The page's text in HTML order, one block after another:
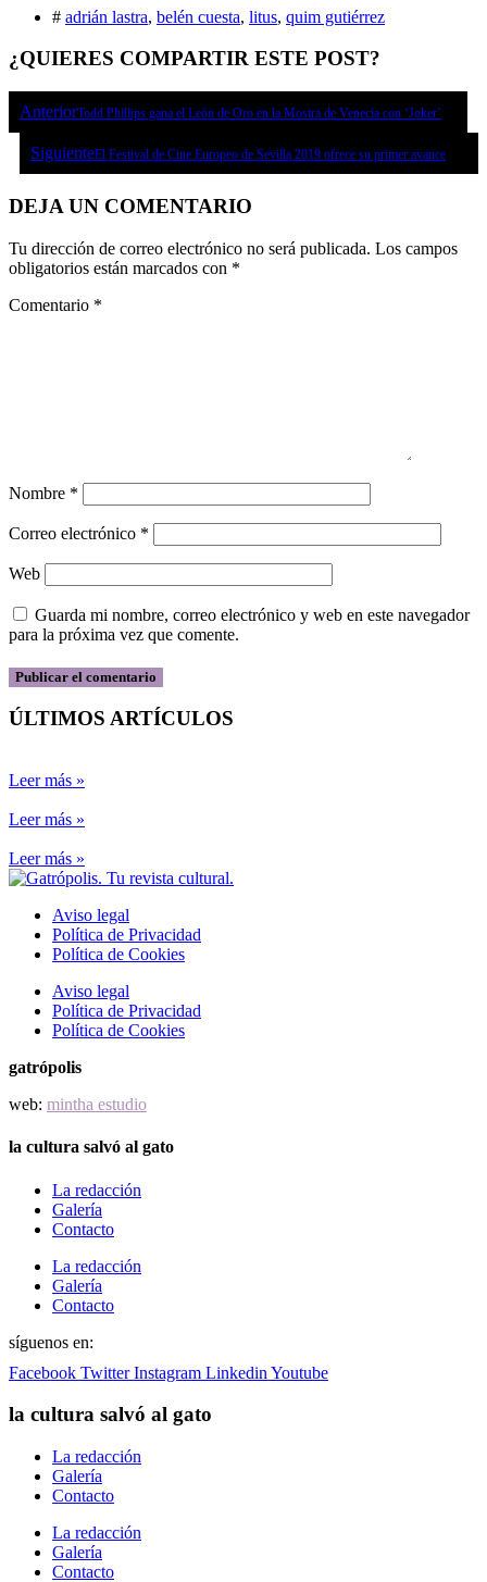
# adrián lastra, belén cuesta, litus, quim gutiérrez
¿QUIERES COMPARTIR ESTE POST?
AnteriorTodd Phillips gana el León de Oro en la Mostra de Venecia con ‘Joker’
SiguienteEl Festival de Cine Europeo de Sevilla 2019 ofrece su primer avance
DEJA UN COMENTARIO
Tu dirección de correo electrónico no será publicada. Los campos
obligatorios están marcados con *
Comentario *
Nombre *
Correo electrónico *
Web
Guarda mi nombre, correo electrónico y web en este navegador
para la próxima vez que comente.
ÚLTIMOS ARTÍCULOS
Leer más »
Leer más »
Leer más »
Aviso legal
Política de Privacidad
Política de Cookies
Aviso legal
Política de Privacidad
Política de Cookies
gatrópolis
web: mintha estudio
la cultura salvó al gato
La redacción
Galería
Contacto
La redacción
Galería
Contacto
síguenos en:
Facebook Twitter Instagram Linkedin Youtube
la cultura salvó al gato
La redacción
Galería
Contacto
La redacción
Galería
Contacto